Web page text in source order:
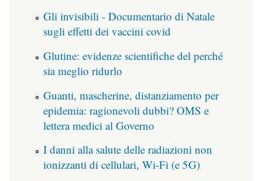
Gli invisibili - Documentario di Natale
sugli effetti dei vaccini covid
Glutine: evidenze scientifiche del perché
sia meglio ridurlo
Guanti, mascherine, distanziamento per
epidemia: ragionevoli dubbi? OMS e
lettera medici al Governo
I danni alla salute delle radiazioni non
ionizzanti di cellulari, Wi-Fi (e 5G)